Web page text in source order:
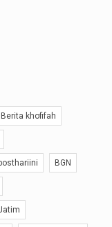
Berita khofifah
BGN